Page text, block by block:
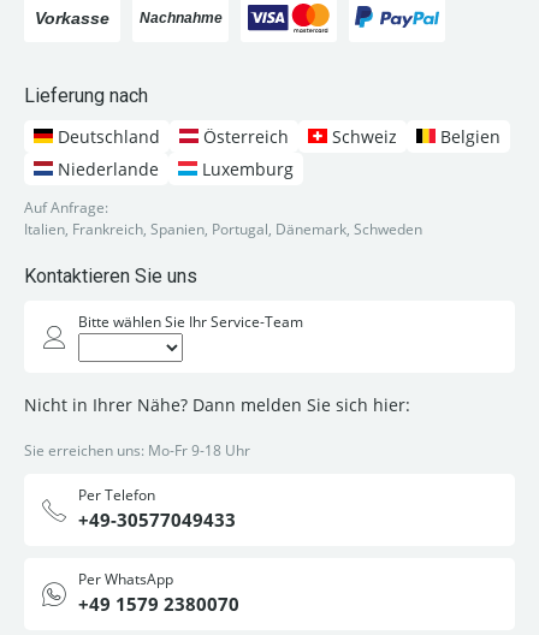
Lieferung nach
Deutschland
Österreich Schweiz
Belgien
Niederlande
Luxemburg
Auf Anfrage:
Italien, Frankreich, Spanien, Portugal, Dänemark, Schweden
Kontaktieren Sie uns
Bitte wählen Sie Ihr Service-Team
Nicht in Ihrer Nähe? Dann melden Sie sich hier:
Sie erreichen uns: Mo-Fr 9-18 Uhr
Per Telefon
+49-30577049433
Per WhatsApp
+49 1579 2380070